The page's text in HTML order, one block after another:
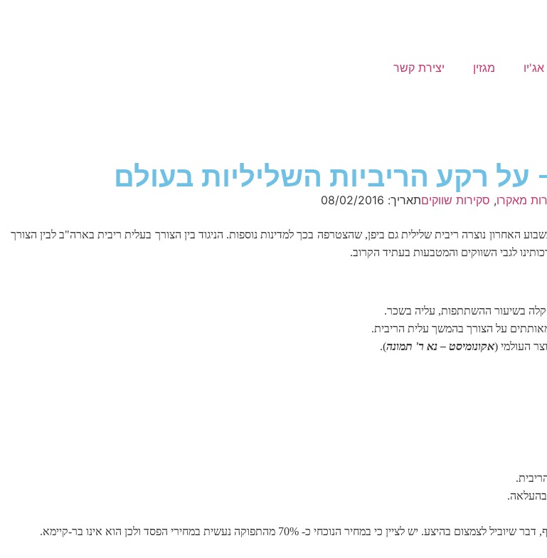
מגזין יצירת קשר
רקע הריביות השליליות בעולם
מאקרו, סקירות שווקיםתאריך: 08/02/2016
נוצרה ריבית שלילית גם ביפן, שהצטרפה בכך למדינות נוספות. הניגוד בין הצורך בעלית ריבית בארה"ב לבין הצורך
לגבי השווקים והמטבעות בעתיד הקרוב.
העולמי (אקונומיסט – נא ר' תמונה).
כי במחיר הנוכחי כ- 70% מהתפוקה נעשית במחירי הפסד ולכן הוא אינו בר-קיימא.